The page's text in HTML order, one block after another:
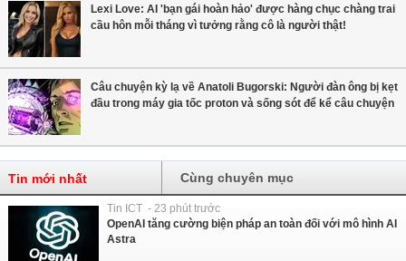
Lexi Love: AI 'bạn gái hoàn hảo' được hàng chục chàng trai
cầu hôn mỗi tháng vì tưởng rằng cô là người thật!
Câu chuyện kỳ ​​lạ về Anatoli Bugorski: Người đàn ông bị kẹt
đầu trong máy gia tốc proton và sống sót để kể câu chuyện
Tin mới nhất Cùng chuyên mục
Tin ICT - 23 phút trước
OpenAI tăng cường biện pháp an toàn đối với mô hình AI
Astra